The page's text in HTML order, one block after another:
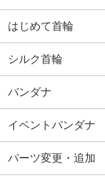
はじめて首輪
シルク首輪
バンダナ
イベントバンダナ
パーツ変更・追加